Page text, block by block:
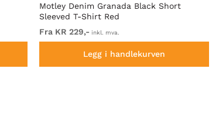
Motley Denim Granada Black Short
Sleeved T-Shirt Red
Fra KR 229,- inkl. mva.
Legg i handlekurven